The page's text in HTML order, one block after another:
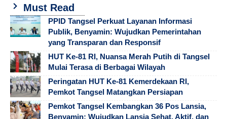
Must Read
PPID Tangsel Perkuat Layanan Informasi
Publik, Benyamin: Wujudkan Pemerintahan
yang Transparan dan Responsif
HUT Ke-81 RI, Nuansa Merah Putih di Tangsel
Mulai Terasa di Berbagai Wilayah
Peringatan HUT Ke-81 Kemerdekaan RI,
Pemkot Tangsel Matangkan Persiapan
Pemkot Tangsel Kembangkan 36 Pos Lansia,
Benyamin: Wujudkan Lansia Sehat, Aktif, dan